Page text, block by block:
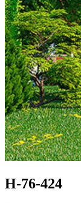
Н-76-424